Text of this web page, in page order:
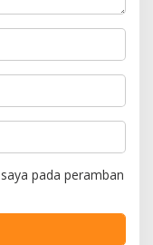
pada peramban